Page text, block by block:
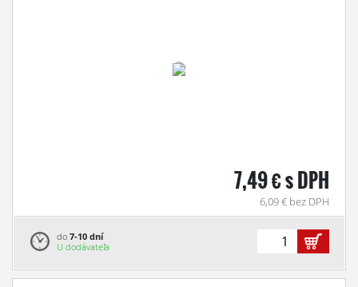
7,49 € s DPH
6,09 € bez DPH
do 7-10 dní
U dodávateľa